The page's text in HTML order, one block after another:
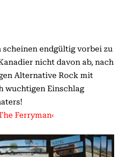
endgültig vorbei zu
nicht davon ab, nach
Al­­ternative Rock mit
wuchtigen Einschlag
Ferryman‹